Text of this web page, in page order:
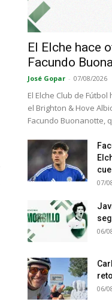
El Elche hace
Facundo
José Gopar - 07/08/2026
El Elche Club de
el Brighton & Hove
Facundo Buonanotte,
07/
06/
06/